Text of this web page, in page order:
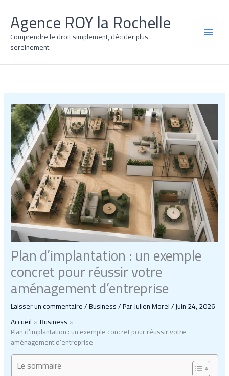
contenu
Agence ROY la Rochelle
Comprendre le droit simplement, décider plus
sereinement.
Plan d’implantation : un exemple
concret pour réussir votre
aménagement d’entreprise
Laisser un commentaire/Business/ ParJulien Morel/juin 24, 2026
Accueil
Business
Plan d’implantation : un exemple concret pour réussir votre
aménagement d’entreprise
Le sommaire